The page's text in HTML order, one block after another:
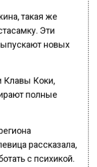
такая же
Эти
новых
Клавы Коки,
полные
рассказала,
с психикой.